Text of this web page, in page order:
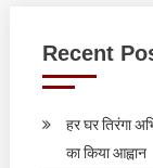
Recent
हर घर तिरंगा
का किया आह्वान